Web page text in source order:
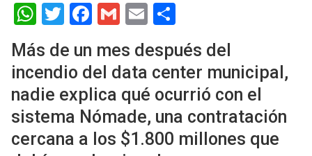
W
at
s
A
p
p
T
tt
er
F
ce
b
o
o
k
G
ail
E
ail ar
e
Más de un mes después del
incendio del data center municipal,
nadie explica qué ocurrió con el
sistema Nómade, una contratación
cercana a los $1.800 millones que